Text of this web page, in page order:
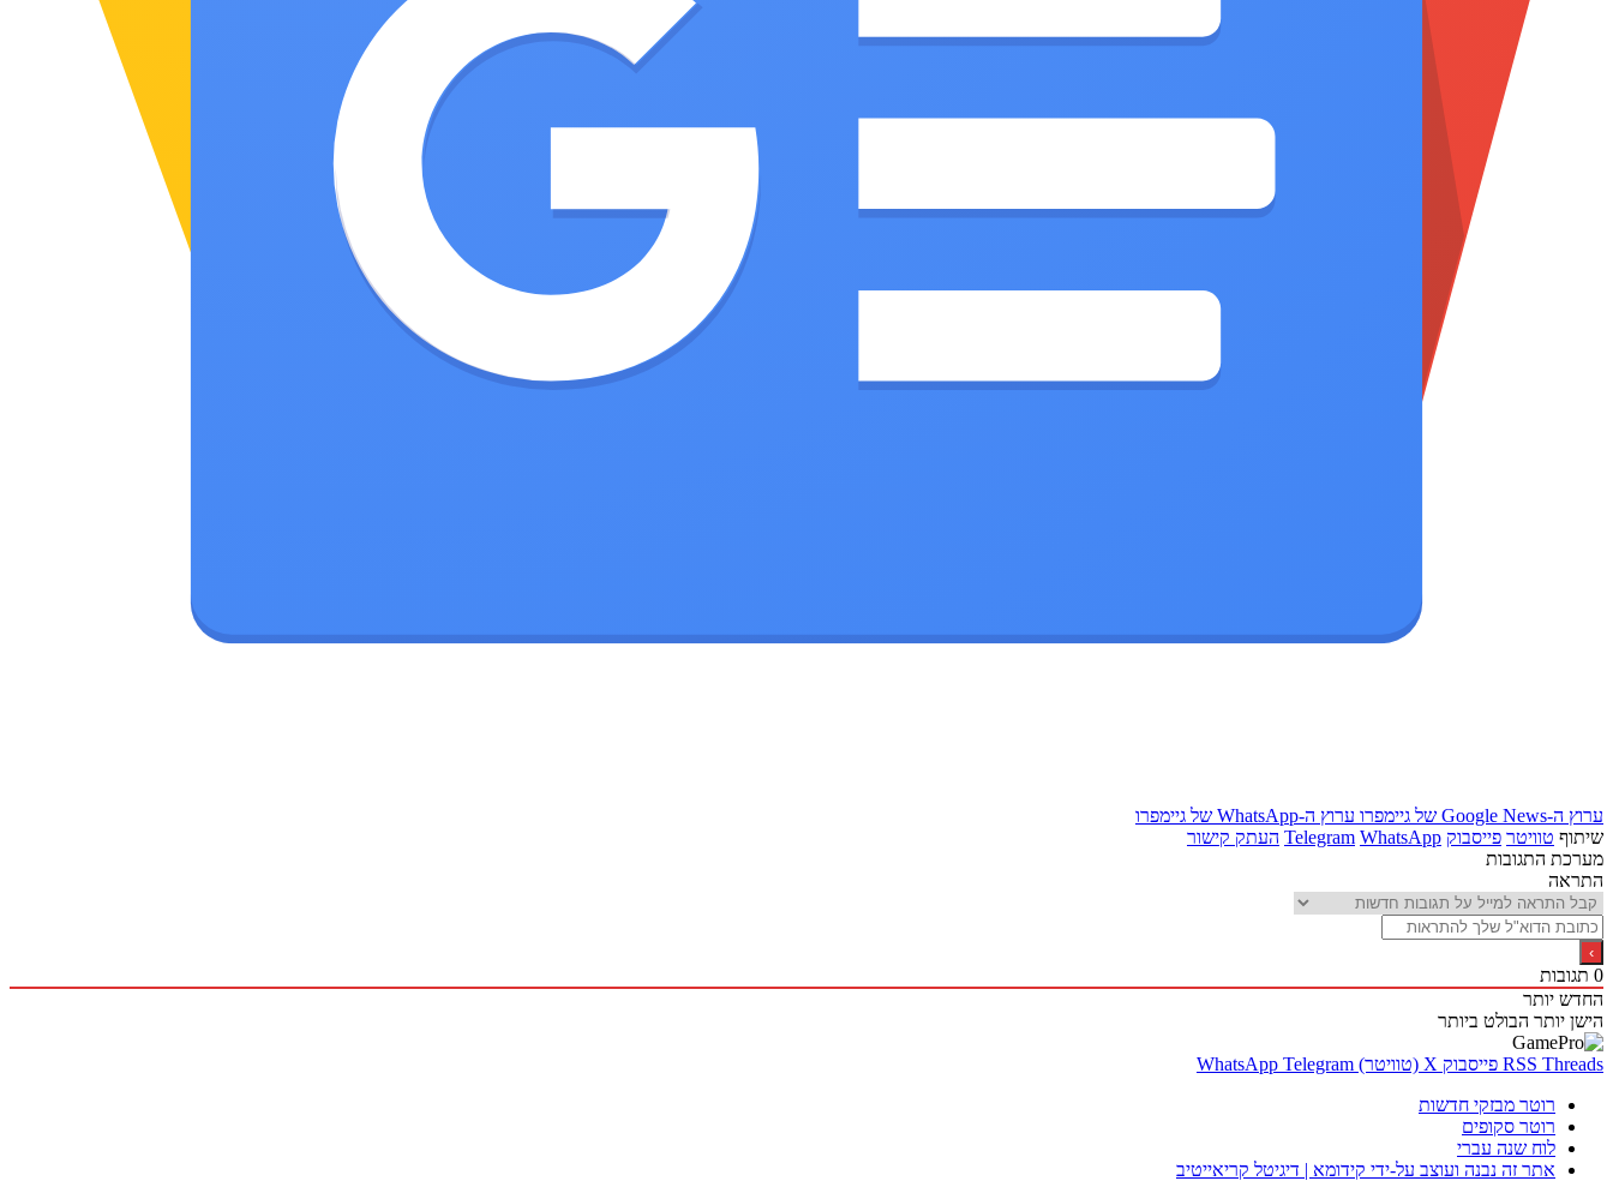
ערוץ ה-Google News של גיימפרו
ערוץ ה-WhatsApp של גיימפרו
שיתוף טוויטר פייסבוק Telegram WhatsApp
העתק קישור
מערכת התגובות
התראה
0 תגובות
החדש יותר
הישן יותר הבולט ביותר
RSS Threads פייסבוק X (טוויטר) WhatsApp Telegram
רוטר מבזקי חדשות
רוטר סקופים
לוח שנה עברי
אתר זה נבנה ועוצב על-ידי קידומא | דיגיטל קריאייטיב